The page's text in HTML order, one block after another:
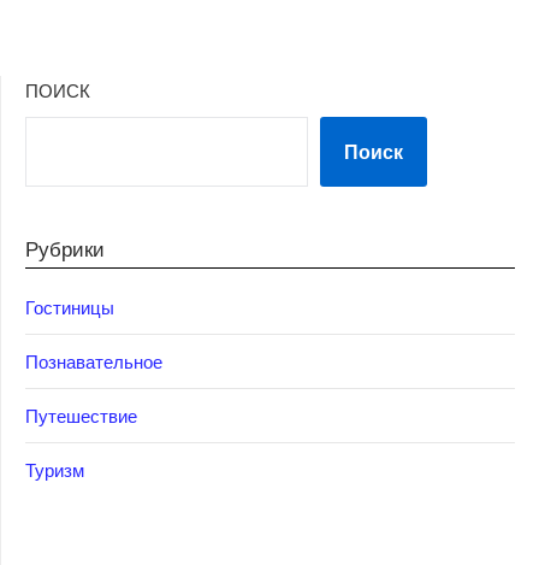
ПОИСК
Поиск
Рубрики
Гостиницы
Познавательное
Путешествие
Туризм